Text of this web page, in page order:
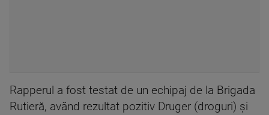
Rapperul a fost testat de un echipaj de la Brigada
Rutieră, având rezultat pozitiv Druger (droguri) şi